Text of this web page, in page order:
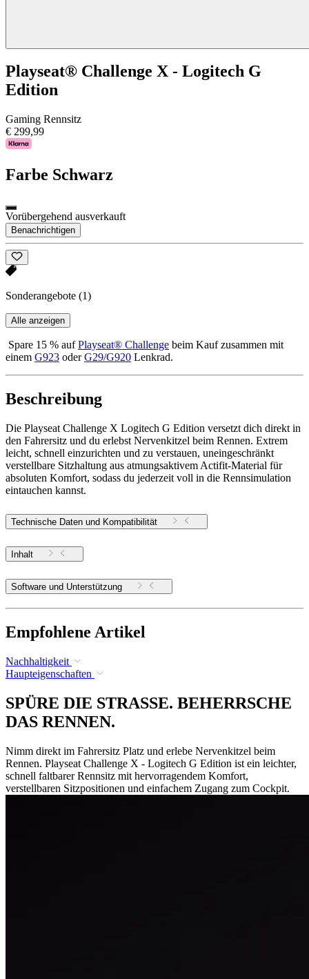
Playseat® Challenge X - Logitech G
Edition
Gaming Rennsitz
€ 299,99
Farbe Schwarz
Vorübergehend ausverkauft
Benachrichtigen
Sonderangebote (1)
Alle anzeigen
Spare 15 % aufPlayseat® Challenge beim Kauf zusammen mit
einem G923 oderG29/G920 Lenkrad.
Beschreibung
Die Playseat Challenge X Logitech G Edition versetzt dich direkt in
den Fahrersitz und du erlebst Nervenkitzel beim Rennen. Extrem
leicht, schnell einzurichten und zu verstauen, uneingeschränkt
verstellbare Sitzhaltung aus atmungsaktivem Actifit-Material für
absoluten Komfort, sodass du jederzeit voll in die Rennsimulation
eintauchen kannst.
Technische Daten und Kompatibilität
Inhalt
Software und Unterstützung
Empfohlene Artikel
Nachhaltigkeit
Haupteigenschaften
SPÜRE DIE STRASSE. BEHERRSCHE
DAS RENNEN.
Nimm direkt im Fahrersitz Platz und erlebe Nervenkitzel beim
Rennen. Playseat Challenge X - Logitech G Edition ist ein leichter,
schnell faltbarer Rennsitz mit hervorragendem Komfort,
verstellbaren Sitzpositionen und einfachem Zugang zum Cockpit.